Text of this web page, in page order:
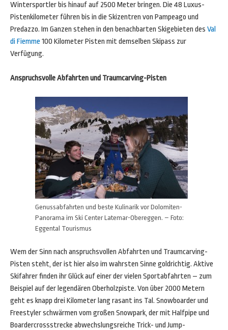
Wintersportler bis hinauf auf 2500 Meter bringen. Die 48 Luxus-
Pistenkilometer führen bis in die Skizentren von Pampeago und
Predazzo. Im Ganzen stehen in den benachbarten Skigebieten des Val
di Fiemme 100 Kilometer Pisten mit demselben Skipass zur
Verfügung.
Anspruchsvolle Abfahrten und Traumcarving-Pisten
Genussabfahrten und beste Kulinarik vor Dolomiten-
Panorama im Ski Center Latemar-Obereggen. – Foto:
Eggental Tourismus
Wem der Sinn nach anspruchsvollen Abfahrten und Traumcarving-
Pisten steht, der ist hier also im wahrsten Sinne goldrichtig. Aktive
Skifahrer finden ihr Glück auf einer der vielen Sportabfahrten – zum
Beispiel auf der legendären Oberholzpiste. Von über 2000 Metern
geht es knapp drei Kilometer lang rasant ins Tal. Snowboarder und
Freestyler schwärmen vom großen Snowpark, der mit Halfpipe und
Boardercrossstrecke abwechslungsreiche Trick- und Jump-